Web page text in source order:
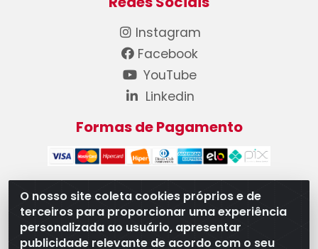
O nosso site coleta cookies próprios e de
terceiros para proporcionar uma experiência
personalizada ao usuário, apresentar
publicidade relevante de acordo com o seu
Instagram
Facebook
YouTube
Linkedin
Formas de Pagamento
WB Componentes Automotivos LTDA - CNPJ
08.528.393/0001-12 - Rua do Níquel, 667 - Parque
Oeste Industrial, Goiânia/GO - CEP 74375-660